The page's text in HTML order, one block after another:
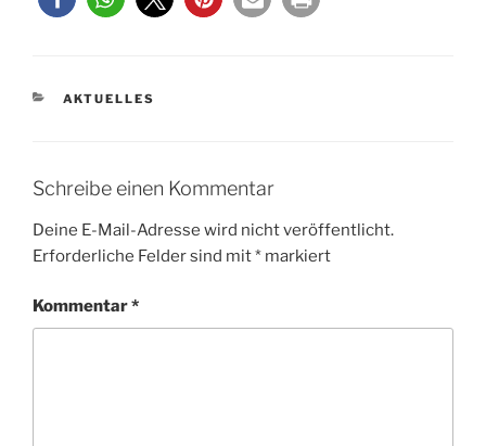
KATEGORIEN
AKTUELLES
Schreibe einen Kommentar
Deine E-Mail-Adresse wird nicht veröffentlicht.
Erforderliche Felder sind mit* markiert
Kommentar*